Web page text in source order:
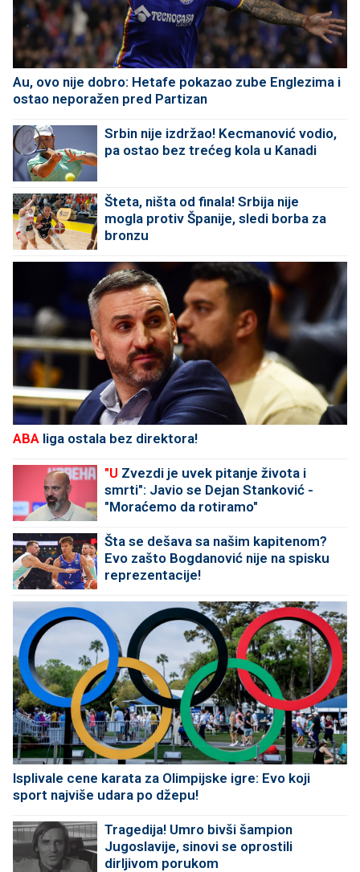
Au, ovo nije dobro: Hetafe pokazao zube Englezima i
ostao neporažen pred Partizan
Srbin nije izdržao! Kecmanović vodio,
pa ostao bez trećeg kola u Kanadi
Šteta, ništa od finala! Srbija nije
mogla protiv Španije, sledi borba za
bronzu
ABA liga ostala bez direktora!
"U Zvezdi je uvek pitanje života i
smrti": Javio se Dejan Stanković -
"Moraćemo da rotiramo"
Šta se dešava sa našim kapitenom?
Evo zašto Bogdanović nije na spisku
reprezentacije!
Isplivale cene karata za Olimpijske igre: Evo koji
sport najviše udara po džepu!
Tragedija! Umro bivši šampion
Jugoslavije, sinovi se oprostili
dirljivom porukom